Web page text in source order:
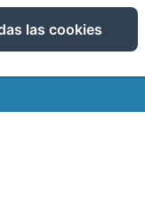
las cookies